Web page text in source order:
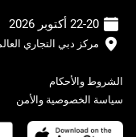
22-20 أكتوبر 2026
مركز دبي التجاري
الشروط والأحكام
سياسة الخصوصية والأمن